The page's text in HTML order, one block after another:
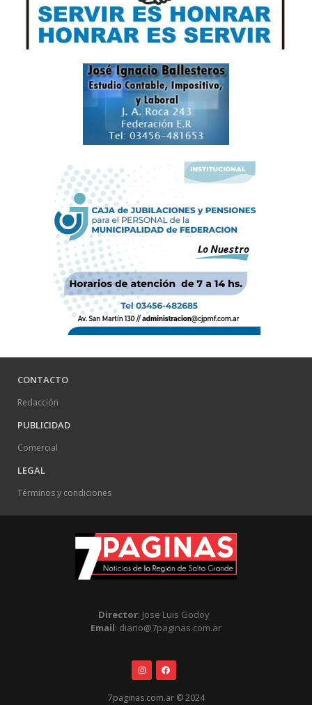
CONTACTO
Redacción
PUBLICIDAD
Comercial
LEGAL
Términos y condiciones
Director: Jose Luis Godoy
Email: diario@7paginas.com.ar
7paginas.com.ar © 2024